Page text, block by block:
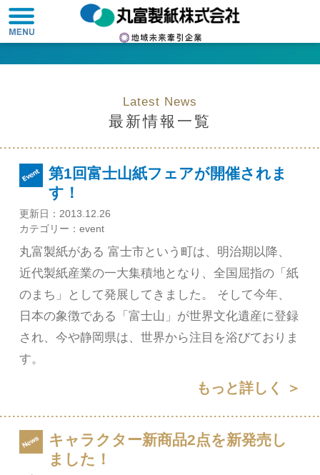
Latest News
最新情報一覧
第1回富士山紙フェアが開催されま
す！
更新日： 2013.12.26
カテゴリー： event
丸富製紙がある 富士市という町は、明治期以降、
近代製紙産業の一大集積地となり、全国屈指の「紙
のまち」として発展してきました。 そして今年、
日本の象徴である「富士山」が世界文化遺産に登録
され、今や静岡県は、世界から注目を浴びておりま
す。
もっと詳しく ＞
キャラクター新商品2点を新発売し
ました！